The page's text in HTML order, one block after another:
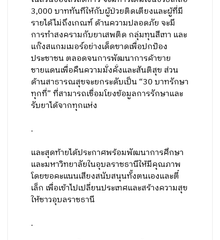
3,000 บาททันทีให้กับผู้ป่วยติดเตียงและผู้ที่มี
รายได้ไม่ถึงเกณฑ์ ด้านความปลอดภัย จะมี
การทำสงครามกับยาเสพติด กลุ่มทุนสีเทา และ
แก๊งสแกมเมอร์อย่างเด็ดขาดเพื่อปกป้อง
ประชาชน ตลอดจนการพัฒนาการค้าขาย
ชายแดนเพื่อคืนความมั่งคั่งและสันติสุข ส่วน
ด้านสาธารณสุขจะยกระดับเป็น “30 บาทรักษา
ทุกที่” ที่สามารถเชื่อมโยงข้อมูลการรักษาและ
รับยาได้จากทุกแห่ง
.
และสุดท้ายได้ประกาศพร้อมพัฒนาการศึกษา
และมหาวิทยาลัยในอุบลราชธานีให้มีคุณภาพ
โดยขอคะแนนเสียงสนับสนุนทั้งตนเองและตี๋
เล็ก เพื่อเข้าไปเปลี่ยนประเทศและสร้างความสุข
ให้ชาวอุบลราชธานี
.